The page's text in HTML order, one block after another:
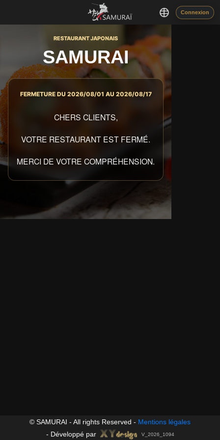
Connexion
RESTAURANT JAPONAIS
SAMURAI
FERMETURE DU 2026/08/01 AU 2026/08/17
CHERS CLIENTS,
VOTRE RESTAURANT EST FERMÉ.
MERCI DE VOTRE COMPRÉHENSION.
© SAMURAI - All rights Reserved - Mentions légales
- Développé par V_2026_1094